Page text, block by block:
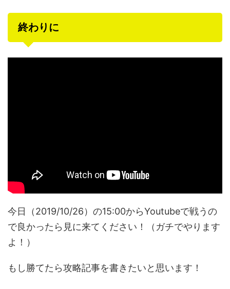
終わりに
今日（2019/10/26）の15:00からYoutubeで戦うの
で良かったら見に来てください！（ガチでやります
よ！）
もし勝てたら攻略記事を書きたいと思います！